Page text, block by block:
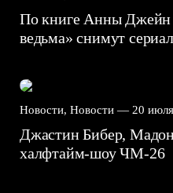
По книге Анны Джейн
ведьма» снимут сериал
Новости, Новости — 20
Джастин Бибер,
халфтайм-шоу ЧМ-26